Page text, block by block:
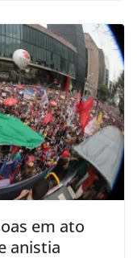
em ato
anistia